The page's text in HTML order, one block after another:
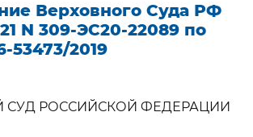
Верховного Суда РФ
N 309-ЭС20-22089 по
53473/2019
СУД РОССИЙСКОЙ ФЕДЕРАЦИИ